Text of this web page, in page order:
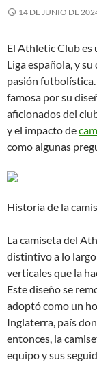
14 DE JUNIO DE
El Athletic Club es
Liga española, y
pasión
famosa por su
aficionados del
y el impacto de
como algunas
Historia de la
La camiseta del
distintivo a lo
verticales que la
Este diseño se
adoptó como un
Inglaterra, país
entonces, la
equipo y sus